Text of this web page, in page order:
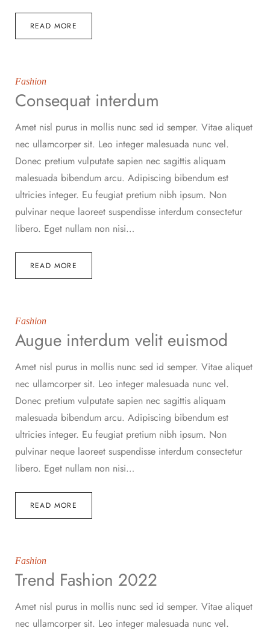
READ MORE
Fashion
Consequat interdum
Amet nisl purus in mollis nunc sed id semper. Vitae aliquet
nec ullamcorper sit. Leo integer malesuada nunc vel.
Donec pretium vulputate sapien nec sagittis aliquam
malesuada bibendum arcu. Adipiscing bibendum est
ultricies integer. Eu feugiat pretium nibh ipsum. Non
pulvinar neque laoreet suspendisse interdum consectetur
libero. Eget nullam non nisi…
READ MORE
Fashion
Augue interdum velit euismod
Amet nisl purus in mollis nunc sed id semper. Vitae aliquet
nec ullamcorper sit. Leo integer malesuada nunc vel.
Donec pretium vulputate sapien nec sagittis aliquam
malesuada bibendum arcu. Adipiscing bibendum est
ultricies integer. Eu feugiat pretium nibh ipsum. Non
pulvinar neque laoreet suspendisse interdum consectetur
libero. Eget nullam non nisi…
READ MORE
Fashion
Trend Fashion 2022
Amet nisl purus in mollis nunc sed id semper. Vitae aliquet
nec ullamcorper sit. Leo integer malesuada nunc vel.